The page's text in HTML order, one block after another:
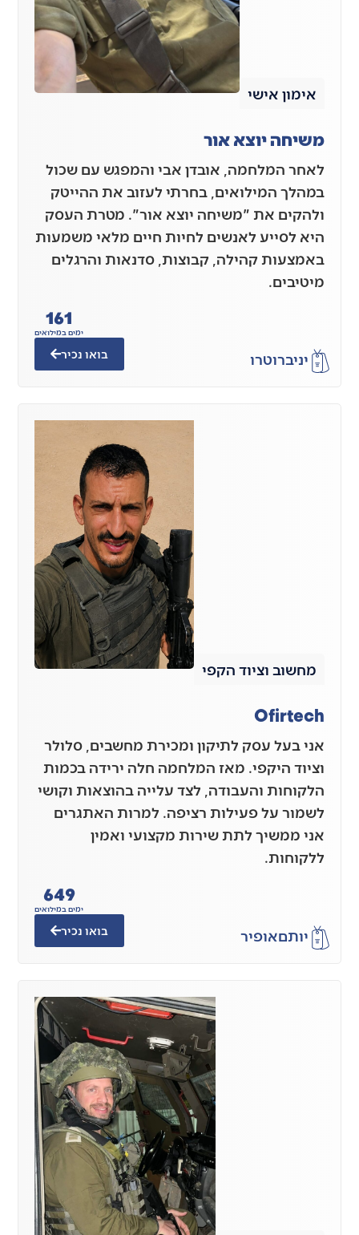
אימון אישי
משיחה יוצא אור
לאחר המלחמה, אובדן אבי והמפגש עם שכול
במהלך המילואים, בחרתי לעזוב את ההייטק
ולהקים את "משיחה יוצא אור". מטרת העסק
היא לסייע לאנשים לחיות חיים מלאי משמעות
באמצעות קהילה, קבוצות, סדנאות והרגלים
מיטיבים.
יניברוטרו
ימים במילואים
161
בואו נכיר
מחשוב וציוד הקפי
Ofirtech
אני בעל עסק לתיקון ומכירת מחשבים, סלולר
וציוד היקפי. מאז המלחמה חלה ירידה בכמות
הלקוחות והעבודה, לצד עלייה בהוצאות וקושי
לשמור על פעילות רציפה. למרות האתגרים
אני ממשיך לתת שירות מקצועי ואמין
ללקוחות.
יותםאופיר
ימים במילואים
649
בואו נכיר